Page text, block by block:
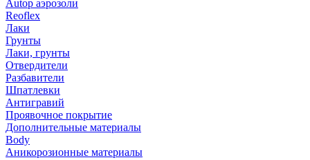
Autop аэрозоли
Reoflex
Лаки
Грунты
Лаки, грунты
Отвердители
Разбавители
Шпатлевки
Антигравий
Проявочное покрытие
Дополнительные материалы
Body
Аникорозионные материалы